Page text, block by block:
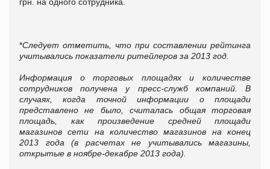
*Следует отметить, что при составлении рейтинга
учитывались показатели ритейлеров за 2013 год.
Информация о торговых площадях и количестве
сотрудников получена у пресс-служб компаний. В
случаях, когда точной информации о площади
представлено не было, считалась общая торговая
площадь, как произведение средней площади
магазинов сети на количество магазинов на конец
2013 года (в расчетах не учитывались магазины,
открытые в ноябре-декабре 2013 года).